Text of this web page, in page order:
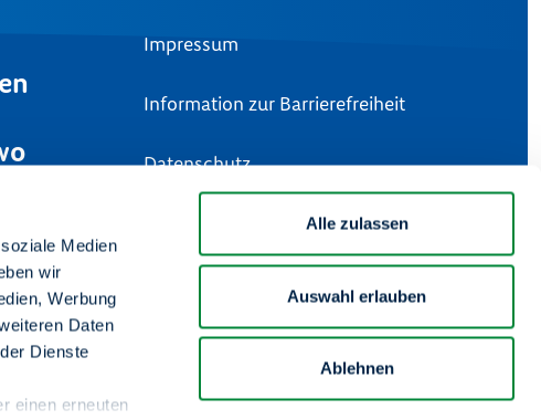
Medien
wir
Werbung
Daten
Dienste
einen erneuten
Alle zulassen
Auswahl erlauben
Ablehnen
Impressum
Information zur Barrierefreiheit
Datenschutz
Unsere Social Media Kanäle